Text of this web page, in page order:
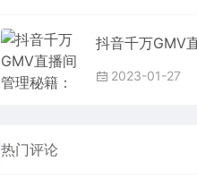
2023-01-27
热门评论